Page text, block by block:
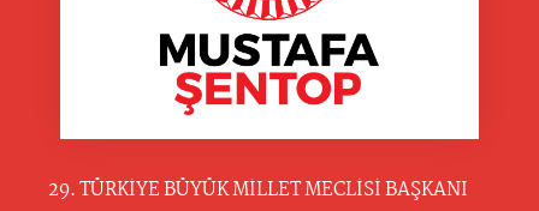
29. TÜRKİYE BÜYÜK MİLLET MECLİSİ BAŞKANI